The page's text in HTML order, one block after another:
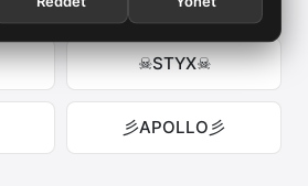
☠STYX☠
彡APOLLO彡